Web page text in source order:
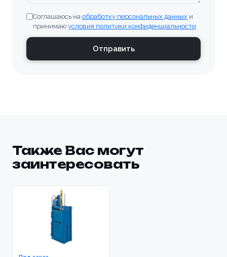
Соглашаюсь на обработку персональных данных и
принимаю условия политики конфиденциальности
Отправить
Также Вас могут
заинтересовать